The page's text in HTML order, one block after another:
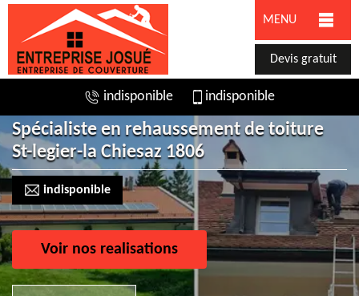
MENU
Devis gratuit
indisponible indisponible
Spécialiste en rehaussement de toiture
St-legier-la Chiesaz 1806
indisponible
Voir nos realisations